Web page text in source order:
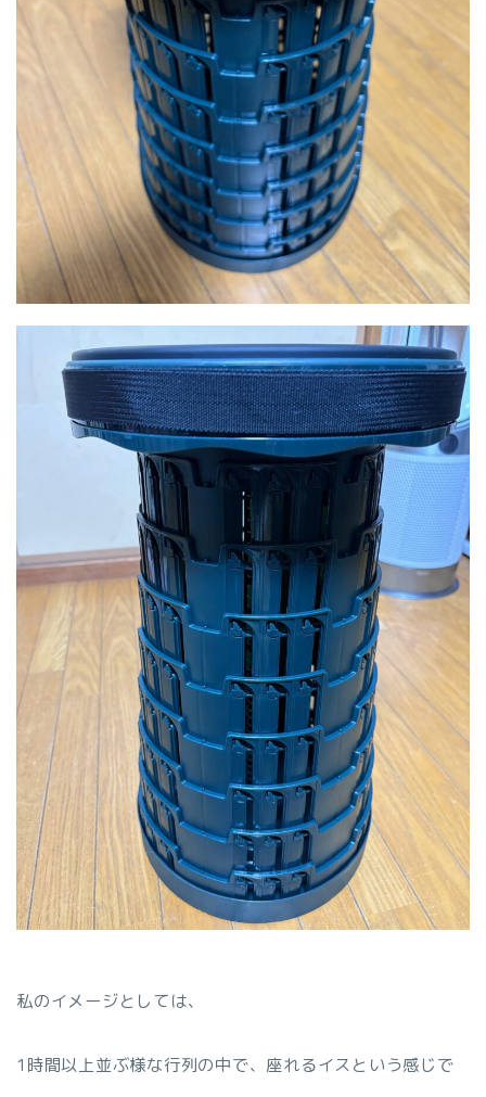
私のイメージとしては、
1時間以上並ぶ様な行列の中で、座れるイスという感じで